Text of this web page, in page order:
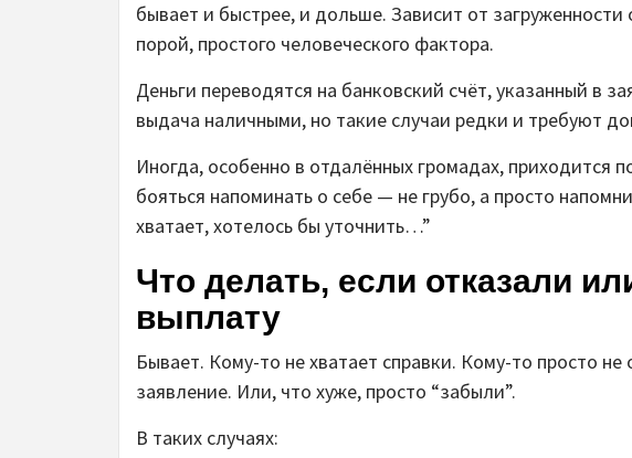
бывает и быстрее, и дольше. Зависит от
порой, простого человеческого фактора.
Деньги переводятся на банковский счёт, указанный в
выдача наличными, но такие случаи редки и требуют
Иногда, особенно в отдалённых громадах, приходится
бояться напоминать о себе — не грубо, а просто
хватает, хотелось бы уточнить…”
Что делать, если отказали
выплату
Бывает. Кому-то не хватает справки. Кому-то просто
заявление. Или, что хуже, просто “забыли”.
В таких случаях: